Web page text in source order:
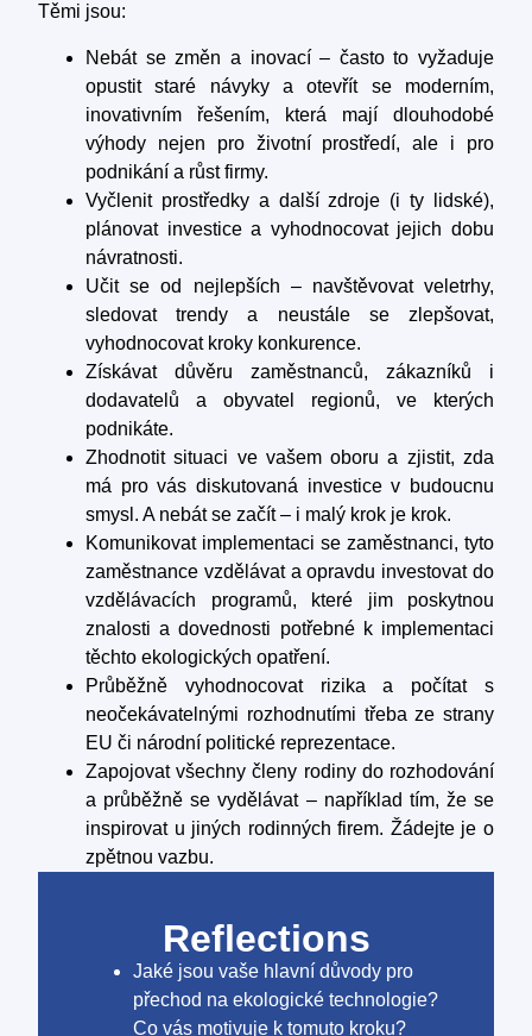
Těmi jsou:
Nebát se změn a inovací – často to vyžaduje
opustit staré návyky a otevřít se moderním,
inovativním řešením, která mají dlouhodobé
výhody nejen pro životní prostředí, ale i pro
podnikání a růst firmy.
Vyčlenit prostředky a další zdroje (i ty lidské),
plánovat investice a vyhodnocovat jejich dobu
návratnosti.
Učit se od nejlepších – navštěvovat veletrhy,
sledovat trendy a neustále se zlepšovat,
vyhodnocovat kroky konkurence.
Získávat důvěru zaměstnanců, zákazníků i
dodavatelů a obyvatel regionů, ve kterých
podnikáte.
Zhodnotit situaci ve vašem oboru a zjistit, zda
má pro vás diskutovaná investice v budoucnu
smysl. A nebát se začít – i malý krok je krok.
Komunikovat implementaci se zaměstnanci, tyto
zaměstnance vzdělávat a opravdu investovat do
vzdělávacích programů, které jim poskytnou
znalosti a dovednosti potřebné k implementaci
těchto ekologických opatření.
Průběžně vyhodnocovat rizika a počítat s
neočekávatelnými rozhodnutími třeba ze strany
EU či národní politické reprezentace.
Zapojovat všechny členy rodiny do rozhodování
a průběžně se vydělávat – například tím, že se
inspirovat u jiných rodinných firem. Žádejte je o
zpětnou vazbu.
Reflections
Jaké jsou vaše hlavní důvody pro
přechod na ekologické technologie?
Co vás motivuje k tomuto kroku?